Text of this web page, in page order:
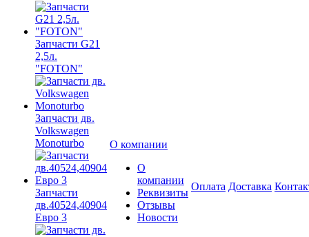
Запчасти G21
2,5л.
"FOTON"
Запчасти дв.
Volkswagen
Monoturbo
Запчасти
дв.40524,40904
Евро 3
О компании
О
компании
Реквизиты
Отзывы
Новости
Оплата Доставка